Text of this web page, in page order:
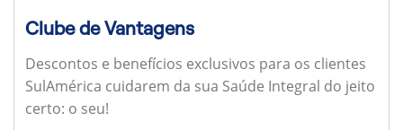
Clube de Vantagens
Descontos e benefícios exclusivos para os clientes
SulAmérica cuidarem da sua Saúde Integral do jeito
certo: o seu!